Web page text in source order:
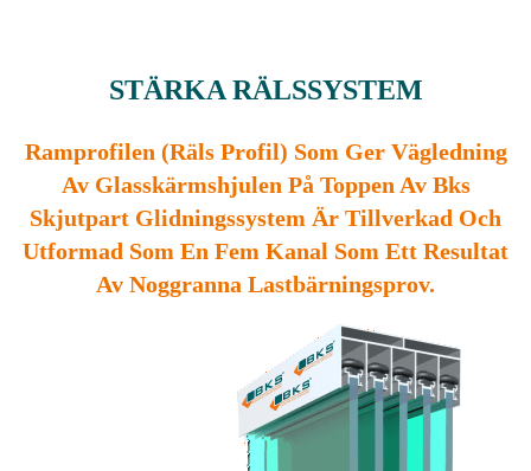
STÄRKA RÄLSSYSTEM
Ramprofilen (Räls Profil) Som Ger Vägledning
Av Glasskärmshjulen På Toppen Av Bks
Skjutpart Glidningssystem Är Tillverkad Och
Utformad Som En Fem Kanal Som Ett Resultat
Av Noggranna Lastbärningsprov.